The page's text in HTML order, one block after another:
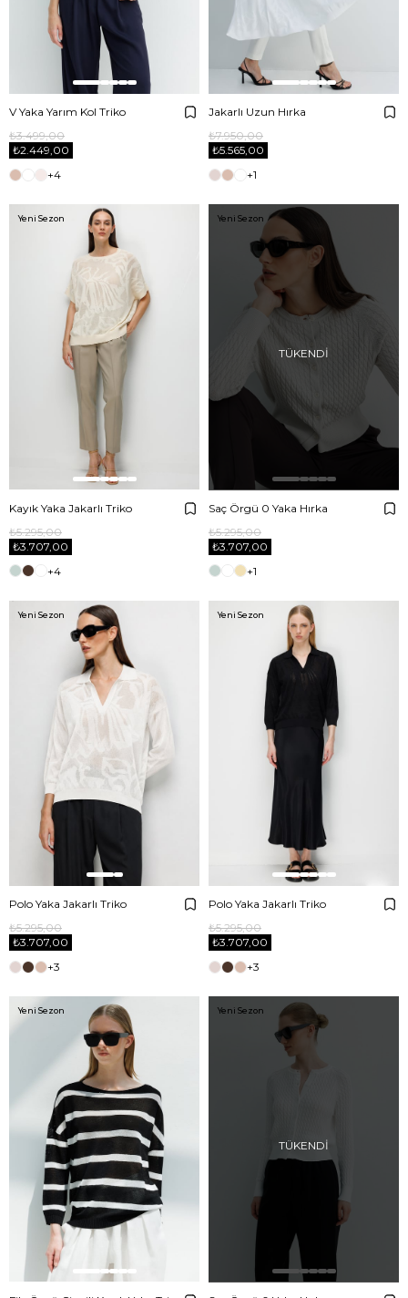
V Yaka Yarım Kol Triko
₺2.449,00
₺3.499,00
+4
Jakarlı Uzun Hırka
₺5.565,00
₺7.950,00
+1
Kayık Yaka Jakarlı Triko
₺3.707,00
₺5.295,00
+4
Yeni Sezon
TÜKENDI
Saç Örgü 0 Yaka Hırka
₺3.707,00
₺5.295,00
+1
Yeni Sezon
Polo Yaka Jakarlı Triko
₺3.707,00
₺5.295,00
+3
Yeni Sezon
Polo Yaka Jakarlı Triko
₺3.707,00
₺5.295,00
+3
Yeni Sezon
Yeni Sezon
TÜKENDI
Yeni Sezon